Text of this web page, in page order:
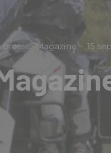
Magazine · 15